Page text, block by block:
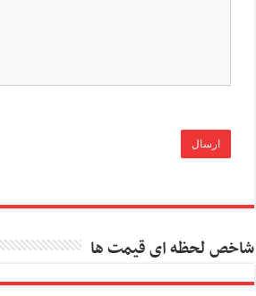
شاخص لحظه ای قیمت ها